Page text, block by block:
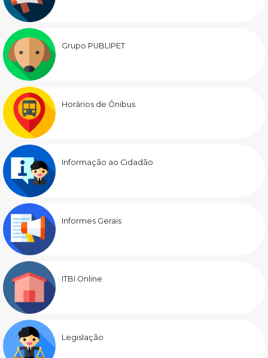
Grupo PUBLIPET
Horários de Ônibus
Informação ao Cidadão
Informes Gerais
ITBI Online
Legislação